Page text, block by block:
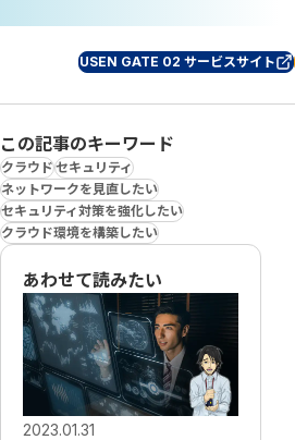
USEN GATE 02 サービスサイト
この記事のキーワード
クラウドセキュリティ
ネットワークを見直したい
セキュリティ対策を強化したい
クラウド環境を構築したい
あわせて読みたい
2023.01.31